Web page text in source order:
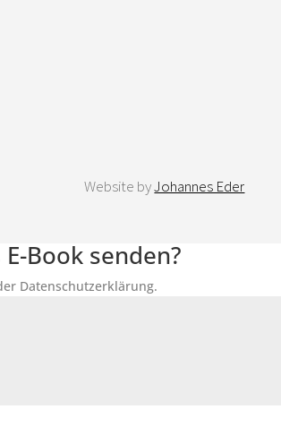
Website byJohannes Eder
Book senden?
Datenschutzerklärung.